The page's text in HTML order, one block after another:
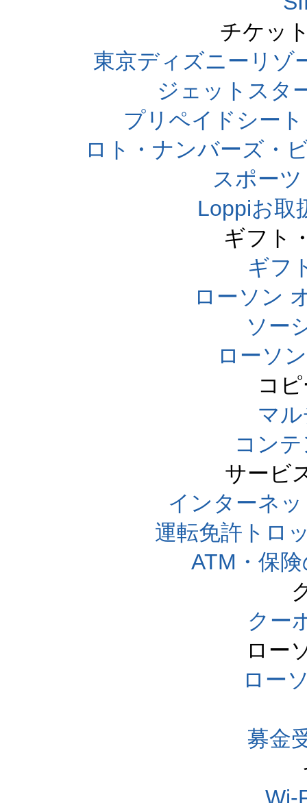
チケッ
東京ディズニーリゾ
ジェットスタ
プリペイドシー
ロト・ナンバーズ・
スポー
Loppiお取
ギフト
ギフ
ローソン
ソー
ローソ
コ
マ
コン
サービ
インターネ
運転免許トロ
ATM・保
クー
ロー
ロー
募金
Wi-